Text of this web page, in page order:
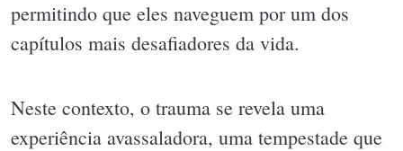
permitindo que eles naveguem por um dos
capítulos mais desafiadores da vida.
Neste contexto, o trauma se revela uma
experiência avassaladora, uma tempestade que